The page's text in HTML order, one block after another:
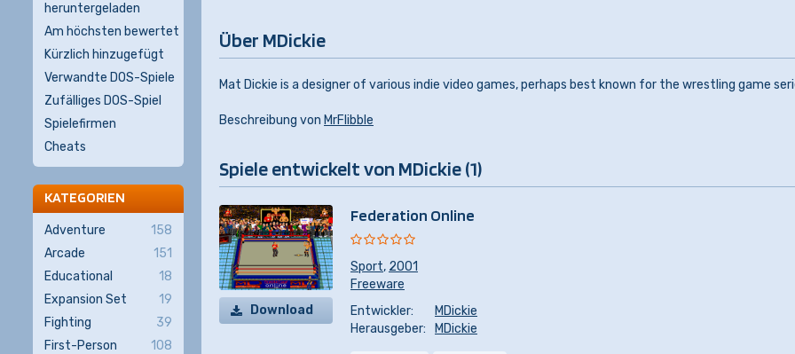
Über MDickie
Mat Dickie is a designer of various indie video games, perhaps best known for the wrestling game
Beschreibung von MrFlibble
Spiele entwickelt von MDickie (1)
Download
Federation Online
Sport, 2001
Freeware
Entwickler:
MDickie
Herausgeber:
MDickie
heruntergeladen
Am höchsten bewertet
Kürzlich hinzugefügt
Verwandte DOS-Spiele
Zufälliges DOS-Spiel
Spielefirmen
Cheats
KATEGORIEN
Adventure
158
Arcade
151
Educational
18
Expansion Set
19
Fighting
39
First-Person
108